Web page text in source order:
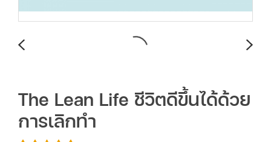
The Lean Life ชีวิตดีขึ้นได้ด้วย
การเลิกทำ